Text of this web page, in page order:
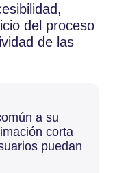
del proceso
de las
a su
corta
puedan